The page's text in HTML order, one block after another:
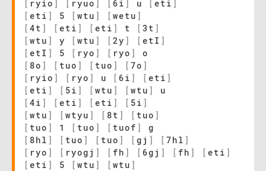
ryio ] ryuo ] 6i ] u eti ]
[ eti ] 5 [ wtu ] [ wetu ]
[ 4t ] [ eti ] [ eti ] t [ 3t ]
[ wtu ] y [ wtu ] [ 2y ] [ etI ]
[ etI ] 5 [ ryo ] [ ryo ]
o
[ 8o ] [ tuo ] [ tuo ] [ 7o ]
[ ryio ] [ ryo ] u [ 6i ] [ eti ]
[ eti ] [ 5i ] [ wtu ] [ wtu ]
u
[ 4i ] [ eti ] [ eti ] [ 5i ]
[ wtu ] [ wtyu ] [ 8t ] [ tuo ]
[ tuo ] 1 [ tuo ] [ tuof ]
g
[ 8hl ] [ tuo ] [ tuo ] [ gj ] [ 7hl ]
[ ryo ] [ ryogj ] [ fh ] [ 6gj ] [ fh ] [ eti ]
[ eti ] 5 [ wtu ] [ wtu ]